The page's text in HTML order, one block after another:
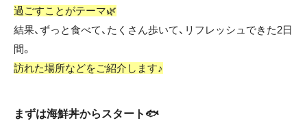
過ごすことがテーマ🌿
結果、ずっと食べて、たくさん歩いて、リフレッシュできた2日
間。
訪れた場所などをご紹介します♪
まずは海鮮丼からスタート🐟